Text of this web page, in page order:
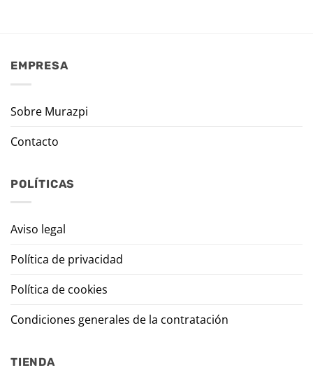
EMPRESA
Sobre Murazpi
Contacto
POLÍTICAS
Aviso legal
Política de privacidad
Política de cookies
Condiciones generales de la contratación
TIENDA